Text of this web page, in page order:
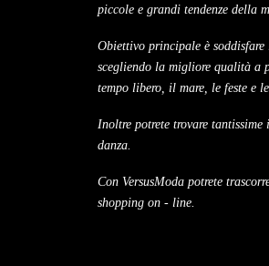
piccole e grandi tendenze della
Obiettivo principale è
scegliendo la migliore qualità a
tempo libero, il mare, le feste e
Inoltre potrete trovare tantissime
danza.
Con VersusModa potrete
shopping on - line.